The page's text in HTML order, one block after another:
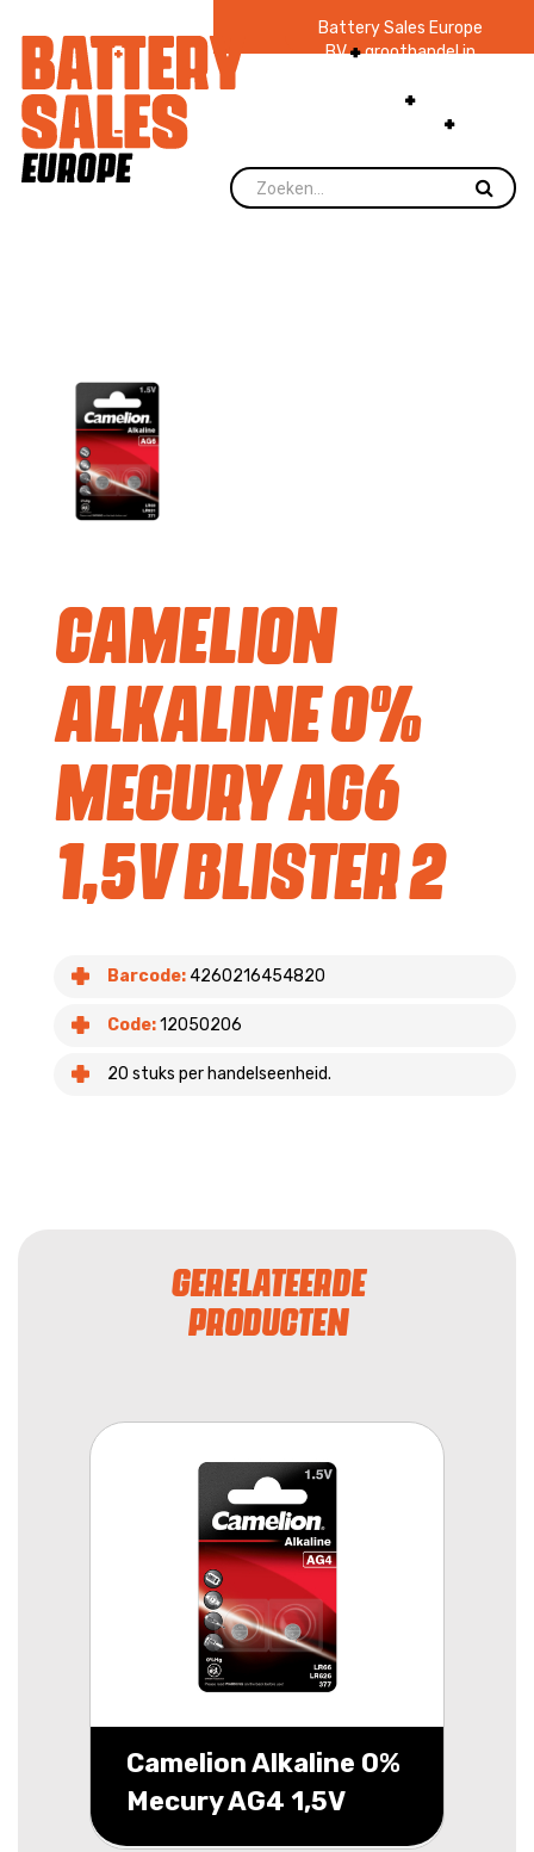
Battery Sales Europe
BV groothandel in
zaklampen Ruim 48
jaar ervaring
voorraad.
Camelion
Alkaline 0%
Mecury AG6
1,5V blister 2
Barcode:4260216454820
Code:12050206
20 stuks per handelseenheid.
GERELATEERDE
PRODUCTEN
Camelion Alkaline 0%
Mecury AG4 1,5V
blister 2